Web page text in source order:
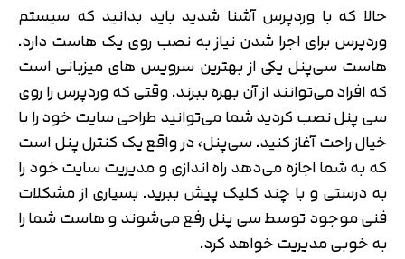
حالا که با وردپرس آشنا شدید باید بدانید که سیستم
وردپرس برای اجرا شدن نیاز به نصب روی یک هاست دارد.
هاست سی‌پنل یکی از بهترین سرویس های میزبانی است
که افراد می‌توانند از آن بهره ببرند. وقتی که وردپرس را روی
سی پنل نصب کردید شما می‌توانید طراحی سایت خود را با
خیال راحت آغاز کنید. سی‌پنل، در واقع یک کنترل پنل است
که به شما اجازه می‌دهد راه اندازی و مدیریت سایت خود را
به درستی و با چند کلیک پیش ببرید. بسیاری از مشکلات
فنی موجود توسط سی پنل رفع می‌شوند و هاست شما را
به خوبی مدیریت خواهد کرد.